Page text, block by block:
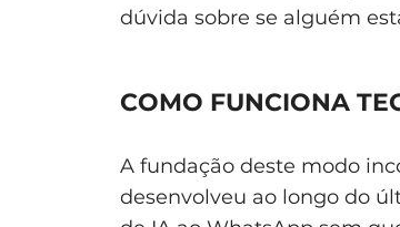
dúvida sobre se alguém
COMO FUNCIONA
A fundação deste modo
desenvolveu ao longo do